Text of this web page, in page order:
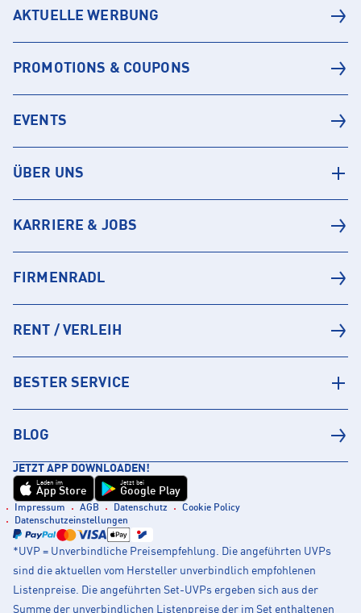
AKTUELLE WERBUNG
PROMOTIONS & COUPONS
EVENTS
ÜBER UNS
KARRIERE & JOBS
FIRMENRADL
RENT / VERLEIH
BESTER SERVICE
BLOG
JETZT APP DOWNLOADEN!
Laden im
App Store
Jetzt bei
Google Play
Impressum AGB Datenschutz
Cookie Policy
Datenschutzeinstellungen
*UVP = Unverbindliche Preisempfehlung. Die angeführten UVPs
sind die aktuellen vom Hersteller unverbindlich empfohlenen
Listenpreise. Die angeführten Set-UVPs ergeben sich aus der
Summe der unverbindlichen Listenpreise der im Set enthaltenen